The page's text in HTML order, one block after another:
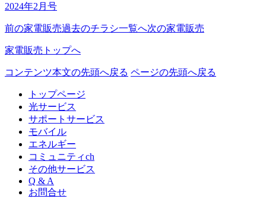
2024年2月号
前の家電販売過去のチラシ一覧へ次の家電販売
家電販売トップへ
コンテンツ本文の先頭へ戻る ページの先頭へ戻る
トップページ
光サービス
サポートサービス
モバイル
エネルギー
コミュニティch
その他サービス
Q & A
お問合せ